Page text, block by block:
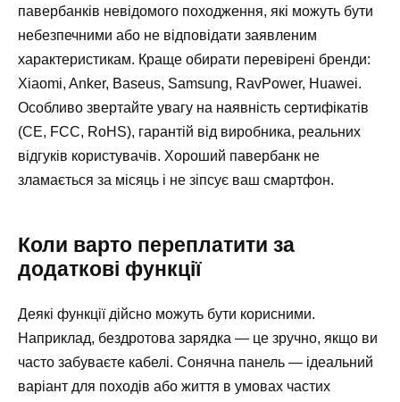
павербанків невідомого походження, які можуть бути
небезпечними або не відповідати заявленим
характеристикам. Краще обирати перевірені бренди:
Xiaomi, Anker, Baseus, Samsung, RavPower, Huawei.
Особливо звертайте увагу на наявність сертифікатів
(CE, FCC, RoHS), гарантій від виробника, реальних
відгуків користувачів. Хороший павербанк не
зламається за місяць і не зіпсує ваш смартфон.
Коли варто переплатити за
додаткові функції
Деякі функції дійсно можуть бути корисними.
Наприклад, бездротова зарядка — це зручно, якщо ви
часто забуваєте кабелі. Сонячна панель — ідеальний
варіант для походів або життя в умовах частих